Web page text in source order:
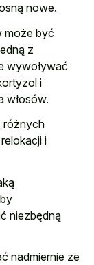
nowe.
może być
z
wywoływać
i
włosów.
różnych
i
niezbędną
nadmiernie ze